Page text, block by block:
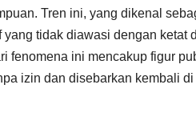
Tren ini, yang dikenal
tidak diawasi dengan ketat
fenomena ini mencakup figur
izin dan disebarkan kembali di